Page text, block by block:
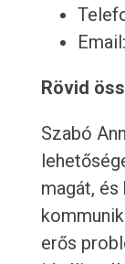
Rövid
Szabó
magát,
erős